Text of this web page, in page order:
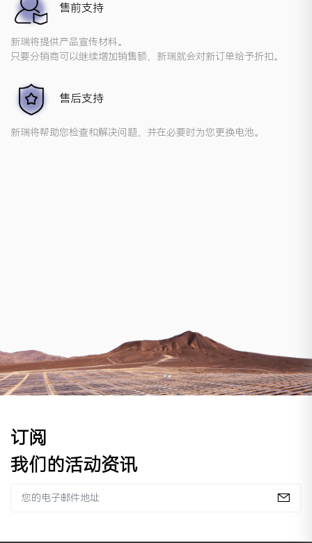
售前支持
新瑞将提供产品宣传材料。
只要分销商可以继续增加销售额，新瑞就会对新订单给予折扣。
售后支持
新瑞将帮助您检查和解决问题，并在必要时为您更换电池。
订阅
我们的活动资讯